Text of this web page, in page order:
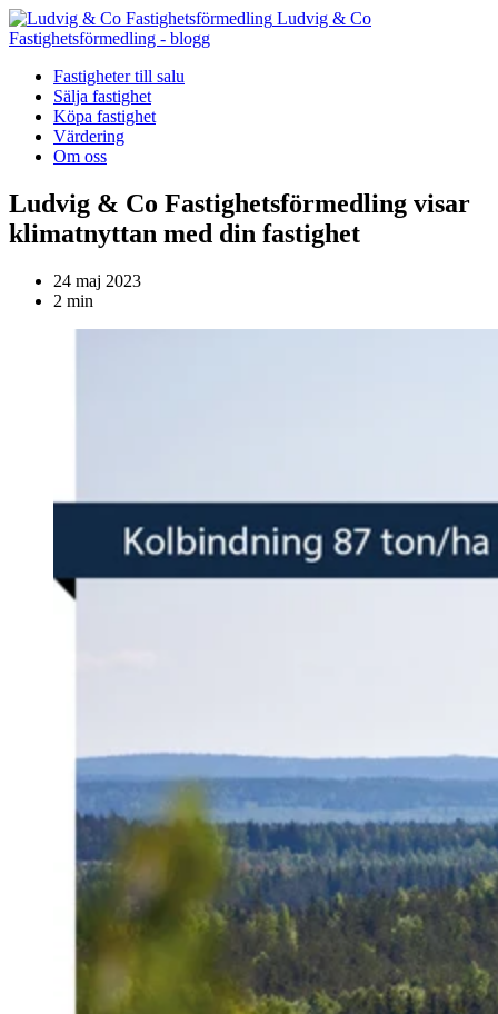
Ludvig & Co
Fastighetsförmedling - blogg
Fastigheter till salu
Sälja fastighet
Köpa fastighet
Värdering
Om oss
Ludvig & Co Fastighetsförmedling visar
klimatnyttan med din fastighet
24 maj 2023
2 min